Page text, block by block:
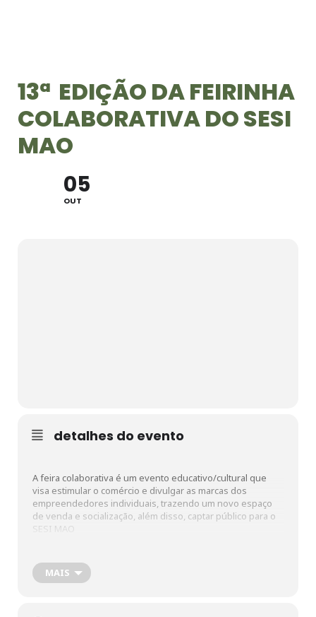
13ª EDIÇÃO DA FEIRINHA
COLABORATIVA DO SESI
MAO
05
OUT
detalhes do evento
A feira colaborativa é um evento educativo/cultural que
visa estimular o comércio e divulgar as marcas dos
empreendedores individuais, trazendo um novo espaço
de venda e socialização, além disso, captar público para o
SESI MAO
Traga sua família para passar um dia no Museu e
aproveitar nossa feirinha e surpresas.
MAIS